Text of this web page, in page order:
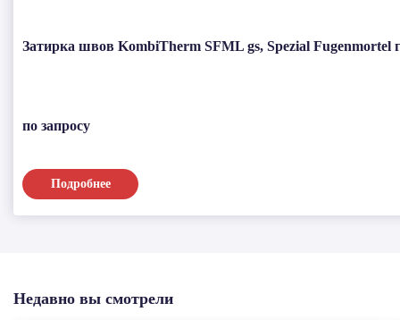
Затирка швов KombiTherm SFML gs, Spezial Fugenmortel
по запросу
Подробнее
Недавно вы смотрели